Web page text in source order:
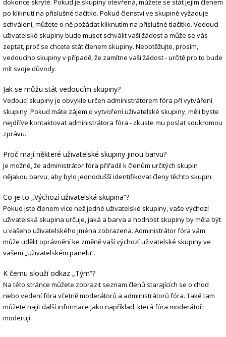
dokonce skryté. Pokud je skupiny otevřená, můžete se stát jejím členem
po kliknutí na příslušné tlačítko. Pokud členství ve skupině vyžaduje
schválení, můžete o ně požádat kliknutím na příslušné tlačítko. Vedoucí
uživatelské skupiny bude muset schválit vaši žádost a může se vás
zeptat, proč se chcete stát členem skupiny. Neobtěžujte, prosím,
vedoucího skupiny v případě, že zamítne vaši žádost - určitě pro to bude
mít svoje důvody.
Jak se můžu stát vedoucím skupiny?
Vedoucí skupiny je obvykle určen administrátorem fóra při vytváření
skupiny. Pokud máte zájem o vytvoření uživatelské skupiny, měli byste
nejdříve kontaktovat administrátora fóra - zkuste mu poslat soukromou
zprávu.
Proč mají některé uživatelské skupiny jinou barvu?
Je možné, že administrátor fóra přiřadil k členům určitých skupin
nějakou barvu, aby bylo jednodušší identifikovat členy těchto skupin.
Co je to „Výchozí uživatelská skupina“?
Pokud jste členem více než jedné uživatelské skupiny, vaše výchozí
uživatelská skupina určuje, jaká a barva a hodnost skupiny by měla být
u vašeho uživatelského jména zobrazena. Administrátor fóra vám
může udělit oprávnění ke změně vaší výchozí uživatelské skupiny ve
vašem „Uživatelském panelu“.
K čemu slouží odkaz „Tým“?
Na této stránce můžete zobrazit seznam členů starajících se o chod
nebo vedení fóra včetně moderátorů a administrátorů fóra. Také tam
můžete najít další informace jako například, která fóra moderátoři
moderují.